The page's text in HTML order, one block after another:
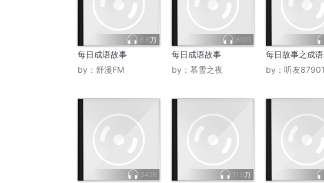
6.6万
每日成语故事
by： 舒漫FM
8195
每日成语故事
by： 慕雪之夜
每日故事之成
by： 听友
3426 11.5万